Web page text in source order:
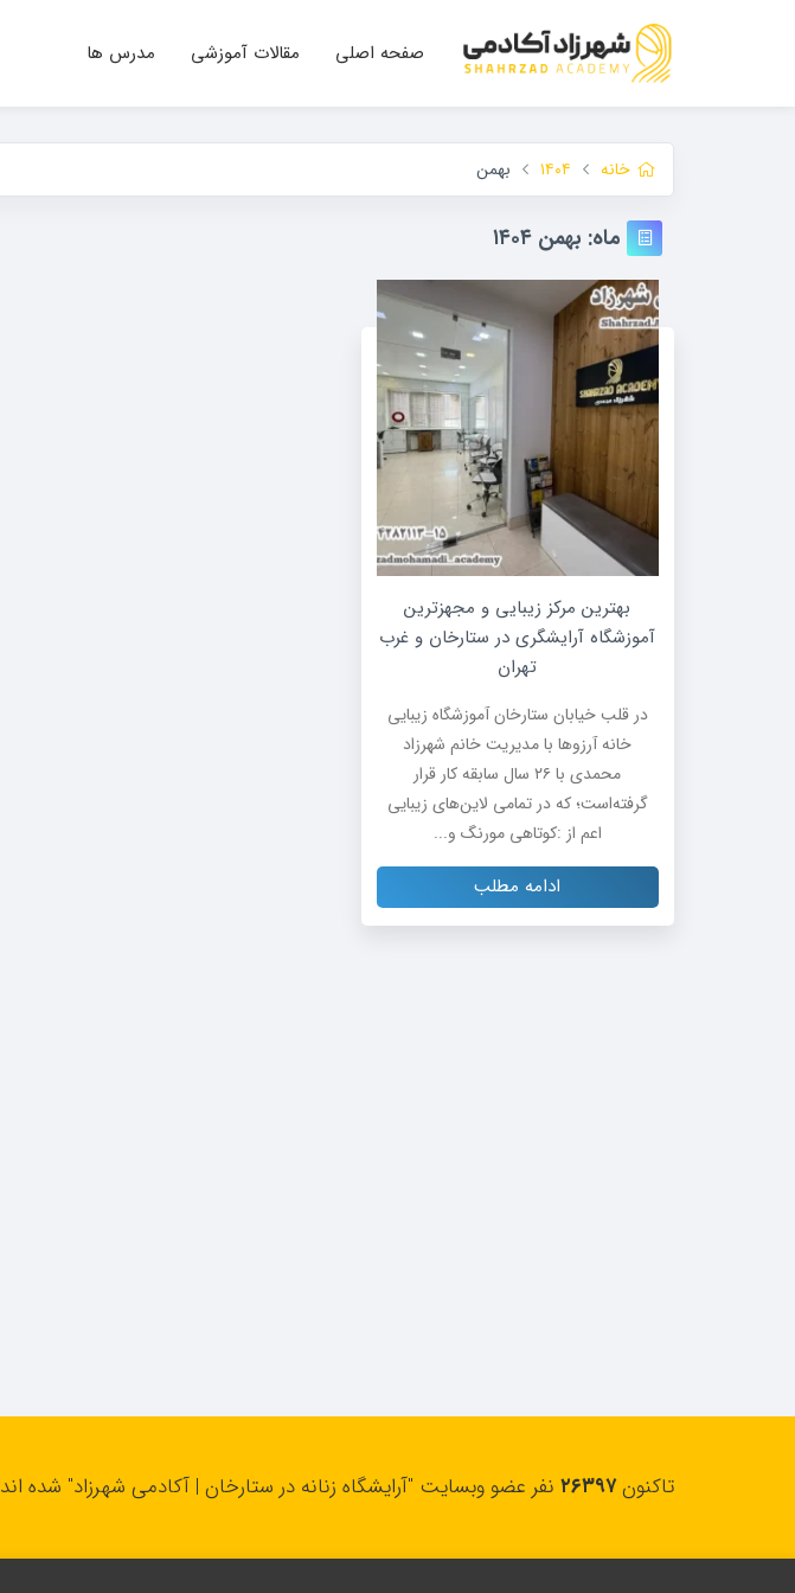
صفحه اصلی مقالات آموزشی مدرس ها
خانه ۱۴۰۴ بهمن
ماه: بهمن ۱۴۰۴
بهترین مرکز زیبایی و مجهزترین
آموزشگاه آرایشگری در ستارخان و غرب
تهران
در قلب خیابان ستارخان آموزشگاه زیبایی
خانه آرزوها با مدیریت خانم شهرزاد
محمدی با ۲۶ سال سابقه کار قرار
گرفته‌است؛ که در تمامی لاین‌های زیبایی
اعم از :کوتاهی مورنگ و...
ادامه مطلب
تاکنون۲۶۳۹۷ نفر عضو وبسایت "آرایشگاه زنانه در ستارخان | آکادمی شهرزاد" شده اند